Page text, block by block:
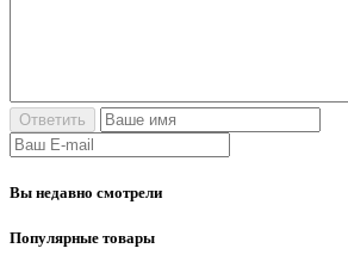
Вы недавно смотрели
Популярные товары